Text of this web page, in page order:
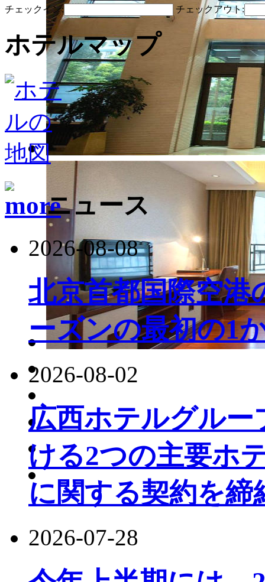
チェックイン: チェックアウト:
ホテルマップ
ニュース
2026-08-08
北京首都国際空港
ーズンの最初の1
2026-08-02
広西ホテルグルー
ける2つの主要ホ
に関する契約を締
2026-07-28